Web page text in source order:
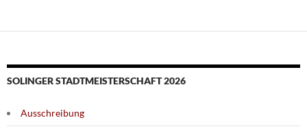
SOLINGER STADTMEISTERSCHAFT 2026
Ausschreibung